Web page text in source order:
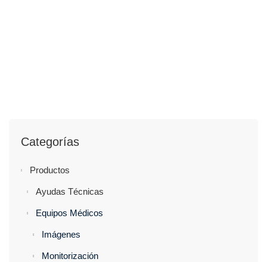
Categorías
Productos
Ayudas Técnicas
Equipos Médicos
Imágenes
Monitorización